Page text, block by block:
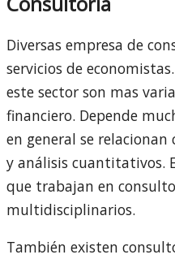
Diversas empresa de
servicios de
este sector son mas
financiero. Depende
en general se
y análisis cuantitativos.
que trabajan en
multidisciplinarios.
También existen